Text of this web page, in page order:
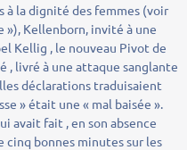
à la dignité des femmes (voir
Kellenborn, invité à une
Kellig , le nouveau Pivot de
, livré à une attaque sanglante
déclarations traduisaient
» était une « mal baisée ».
avait fait , en son absence
cinq bonnes minutes sur les